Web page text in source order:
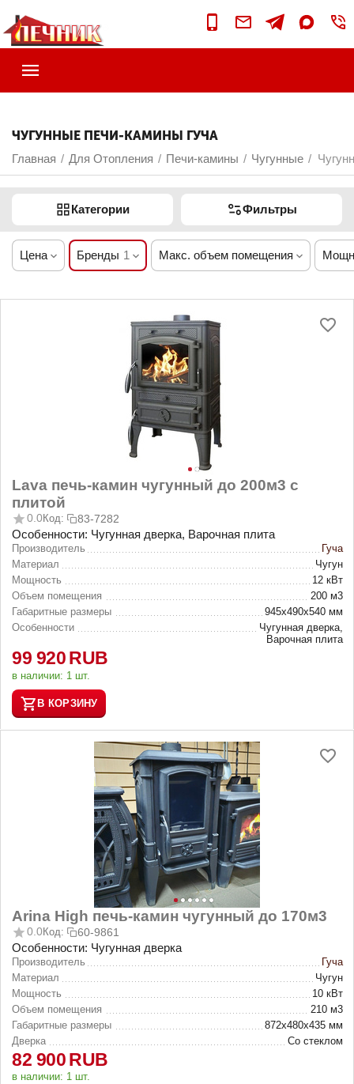
ЧУГУННЫЕ ПЕЧИ-КАМИНЫ ГУЧА
Главная / Для Отопления / Печи-камины / Чугунные /
Категории Фильтры
Цена Бренды 1 Макс. объем помещения
Lava печь-камин чугунный до 200м3 c
плитой
0.0 Код: 83-7282
Особенности: Чугунная дверка, Варочная плита
Производитель
Гуча
Материал
Чугун
Мощность
12 кВт
Объем помещения
200 м3
Габаритные размеры
945х490х540 мм
Особенности
Чугунная дверка,
Варочная плита
99 920RUB
в наличии: 1 шт.
В КОРЗИНУ
Arina High печь-камин чугунный до 170м3
0.0Код: 60-9861
Особенности: Чугунная дверка
Производитель
Гуча
Материал
Чугун
Мощность
10 кВт
Объем помещения
210 м3
Габаритные размеры
872х480х435 мм
Дверка
Со стеклом
82 900RUB
в наличии: 1 шт.